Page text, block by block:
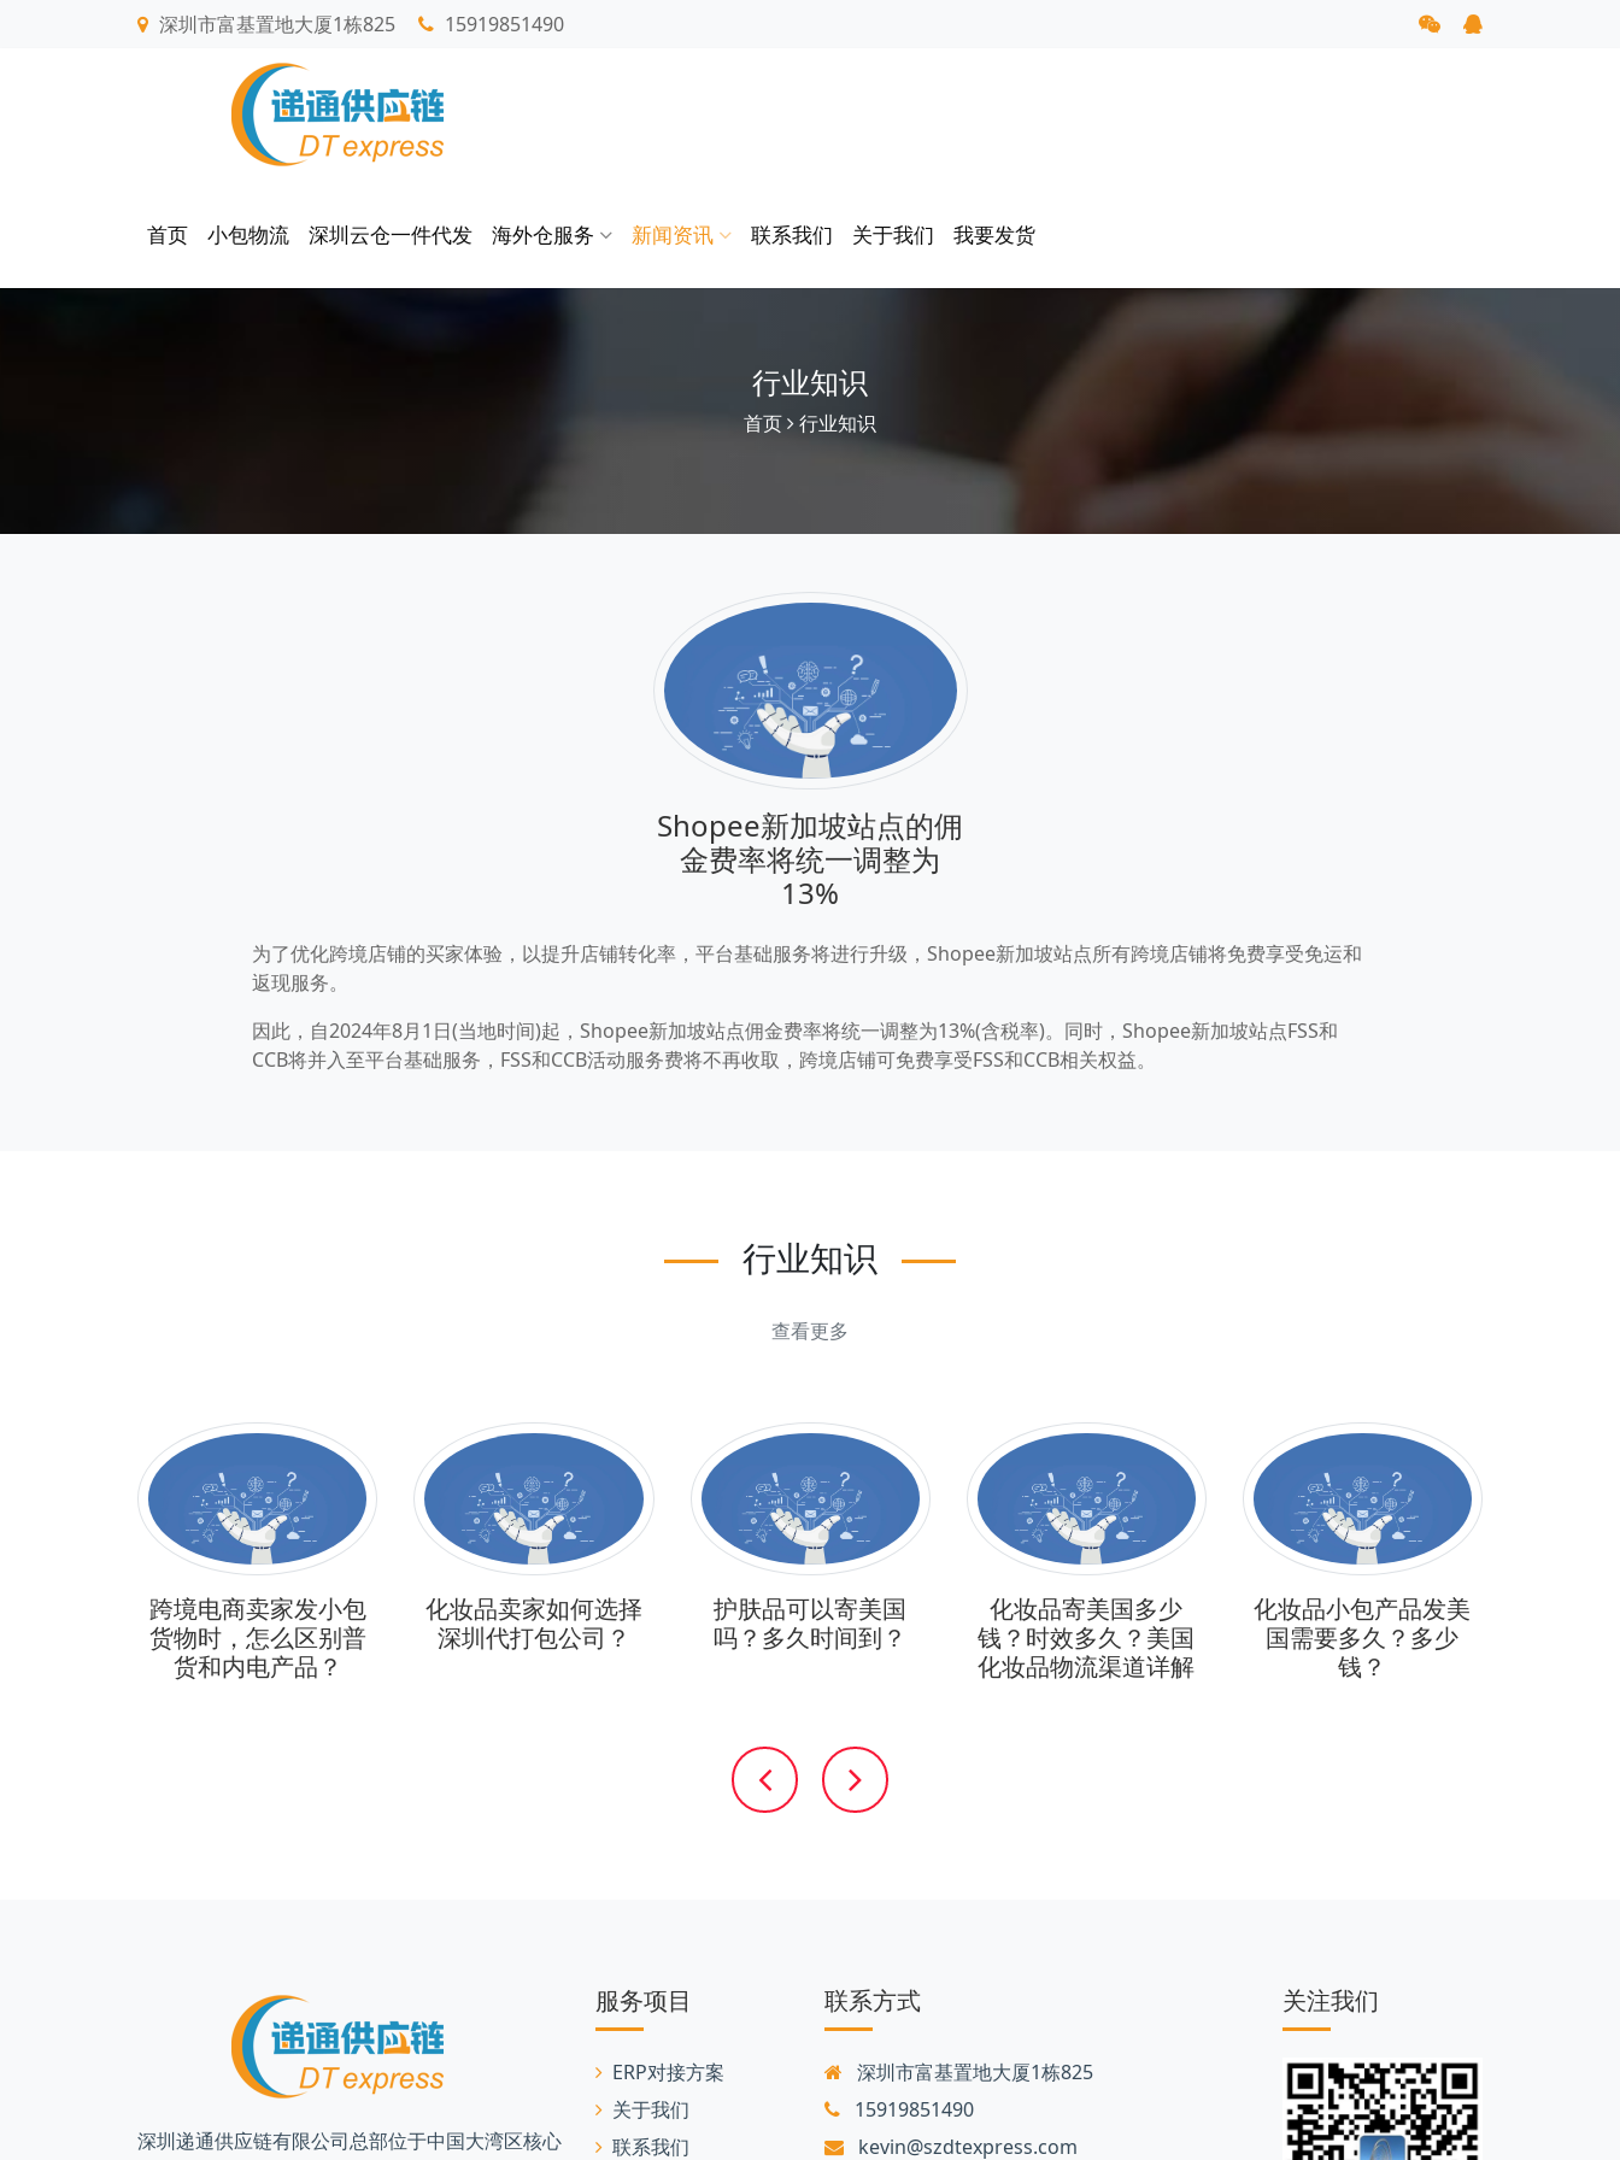
深圳市富基置地大厦1栋825 15919851490
首页 小包物流 深圳云仓一件代发 海外仓服务 新闻资讯 联系我们 关于我们 我要发货
行业知识
首页 行业知识
Shopee新加坡站点的佣
金费率将统一调整为
13%
为了优化跨境店铺的买家体验，以提升店铺转化率，平台基础服务将进行升级，Shopee新加坡站点所有跨境店铺将免费享受免运和
返现服务。
因此，自2024年8月1日(当地时间)起，Shopee新加坡站点佣金费率将统一调整为13%(含税率)。同时，Shopee新加坡站点FSS和
CCB将并入至平台基础服务，FSS和CCB活动服务费将不再收取，跨境店铺可免费享受FSS和CCB相关权益。
行业知识
查看更多
跨境电商卖家发小包
货物时，怎么区别普
货和内电产品？
化妆品卖家如何选择
深圳代打包公司？
护肤品可以寄美国
吗？多久时间到？
化妆品寄美国多少
钱？时效多久？美国
化妆品物流渠道详解
化妆品小包产品发美
国需要多久？多少
钱？
深圳递通供应链有限公司总部位于中国大湾区核心
服务项目
ERP对接方案
关于我们
联系我们
联系方式
深圳市富基置地大厦1栋825
15919851490
kevin@szdtexpress.com
关注我们